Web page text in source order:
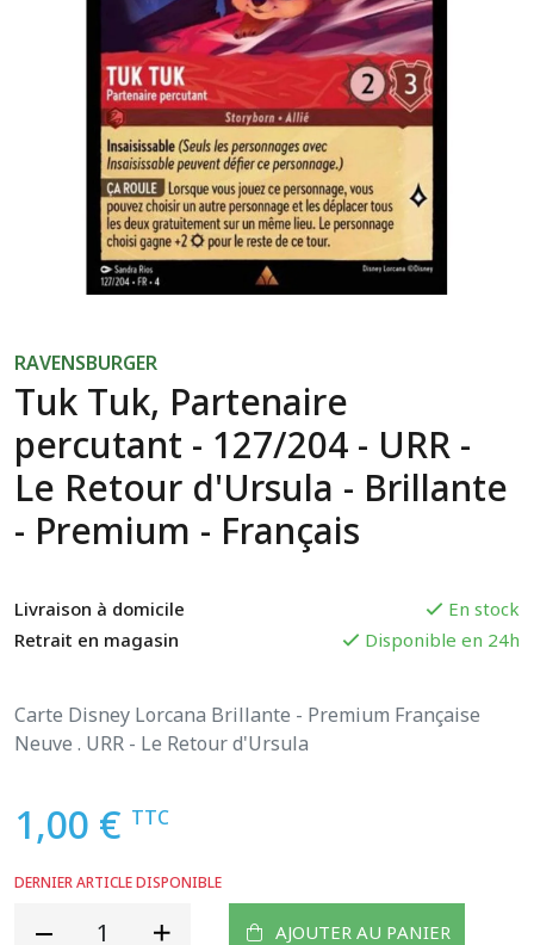
Tuk Tuk, Partenaire
percutant - 127/204 - URR -
Le Retour d'Ursula - Brillante
- Premium - Français
RAVENSBURGER
Livraison à domicile
En stock
Retrait en magasin
Disponible en 24h
Carte Disney Lorcana Brillante - Premium Française
Neuve . URR - Le Retour d'Ursula
1,00 € TTC
DERNIER ARTICLE DISPONIBLE
AJOUTER AU PANIER